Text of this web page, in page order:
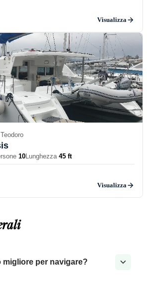
Visualizza
10Lunghezza 45 ft
Visualizza
migliore per navigare?